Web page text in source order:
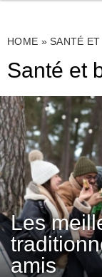
HOME »SANTÉ
Santé et
Les
amis